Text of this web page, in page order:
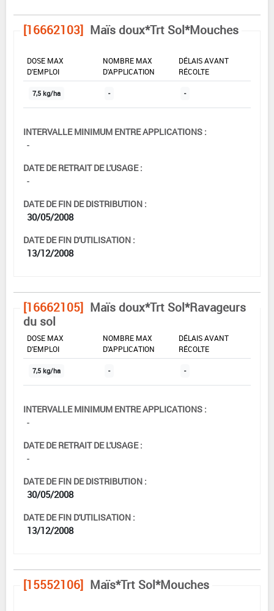
[16662103] Maïs doux*Trt Sol*Mouches
DOSE MAX
D'EMPLOI
NOMBRE MAX
D'APPLICATION
DÉLAIS AVANT
RÉCOLTE
7,5 kg/ha - -
INTERVALLE MINIMUM ENTRE APPLICATIONS :
-
DATE DE RETRAIT DE L'USAGE :
-
DATE DE FIN DE DISTRIBUTION :
30/05/2008
DATE DE FIN D'UTILISATION :
13/12/2008
[16662105] Maïs doux*Trt Sol*Ravageurs
du sol
DOSE MAX
D'EMPLOI
NOMBRE MAX
D'APPLICATION
DÉLAIS AVANT
RÉCOLTE
7,5 kg/ha - -
INTERVALLE MINIMUM ENTRE APPLICATIONS :
-
DATE DE RETRAIT DE L'USAGE :
-
DATE DE FIN DE DISTRIBUTION :
30/05/2008
DATE DE FIN D'UTILISATION :
13/12/2008
[15552106] Maïs*Trt Sol*Mouches